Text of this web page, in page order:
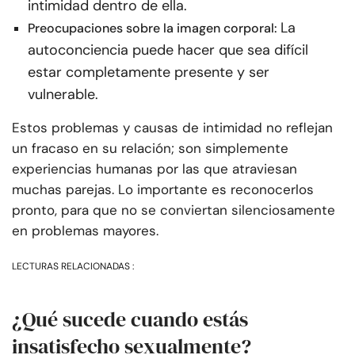
intimidad dentro de ella.
Preocupaciones sobre la imagen corporal: La
autoconciencia puede hacer que sea difícil
estar completamente presente y ser
vulnerable.
Estos problemas y causas de intimidad no reflejan
un fracaso en su relación; son simplemente
experiencias humanas por las que atraviesan
muchas parejas. Lo importante es reconocerlos
pronto, para que no se conviertan silenciosamente
en problemas mayores.
LECTURAS RELACIONADAS :
¿Qué sucede cuando estás
insatisfecho sexualmente?